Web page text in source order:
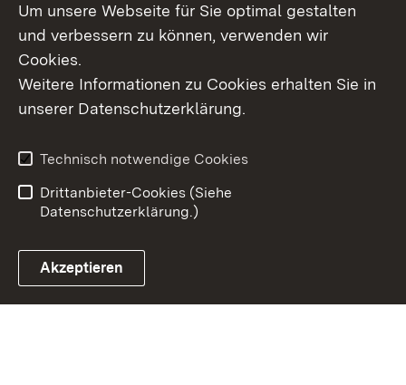
Erklärung zur
Benutzungshinweise
Um unsere Webseite für Sie optimal gestalten
und verbessern zu können, verwenden wir
Cookies.
Weitere Informationen zu Cookies erhalten Sie in
unserer Datenschutzerklärung.
Technisch notwendige Cookies
Drittanbieter-Cookies (Siehe
Datenschutzerklärung.)
Akzeptieren